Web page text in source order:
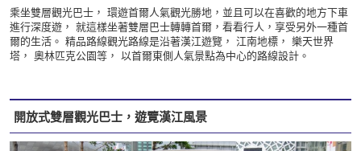
乘坐雙層觀光巴士， 環遊首爾人氣觀光勝地，並且可以在喜歡的地方下車
進行深度遊， 就這樣坐著雙層巴士轉轉首爾，看看行人，享受另外一種首
爾的生活。 精品路線觀光路線是沿著漢江遊覽， 江南地標， 樂天世界
塔， 奧林匹克公園等， 以首爾東側人氣景點為中心的路線設計。
開放式雙層觀光巴士，遊覽漢江風景